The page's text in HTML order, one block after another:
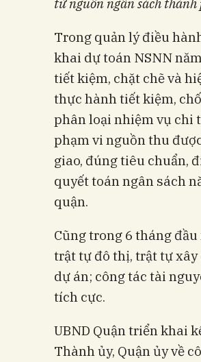
Trong quản lý điều
khai dự toán NSNN
tiết kiệm, chặt chẽ và
thực hành tiết kiệm,
phân loại nhiệm vụ chi
phạm vi nguồn thu
giao, đúng tiêu chuẩn,
quyết toán ngân sách
quận.
Cũng trong 6 tháng
trật tự đô thị, trật tự
dự án; công tác tài
tích cực.
UBND Quận triển khai
Thành ủy, Quận ủy về